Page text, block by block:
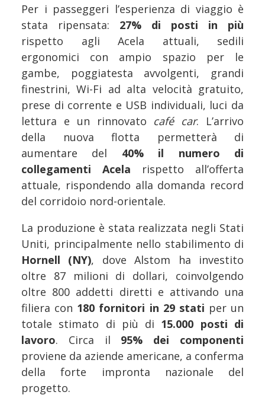
Per i passeggeri l’esperienza di viaggio è
stata ripensata: 27% di posti in più
rispetto agli Acela attuali, sedili
ergonomici con ampio spazio per le
gambe, poggiatesta avvolgenti, grandi
finestrini, Wi-Fi ad alta velocità gratuito,
prese di corrente e USB individuali, luci da
lettura e un rinnovato café car. L’arrivo
della nuova flotta permetterà di
aumentare del 40% il numero di
collegamenti Acela rispetto all’offerta
attuale, rispondendo alla domanda record
del corridoio nord-orientale.
La produzione è stata realizzata negli Stati
Uniti, principalmente nello stabilimento di
Hornell (NY), dove Alstom ha investito
oltre 87 milioni di dollari, coinvolgendo
oltre 800 addetti diretti e attivando una
filiera con 180 fornitori in 29 stati per un
totale stimato di più di 15.000 posti di
lavoro. Circa il 95% dei componenti
proviene da aziende americane, a conferma
della forte impronta nazionale del
progetto.